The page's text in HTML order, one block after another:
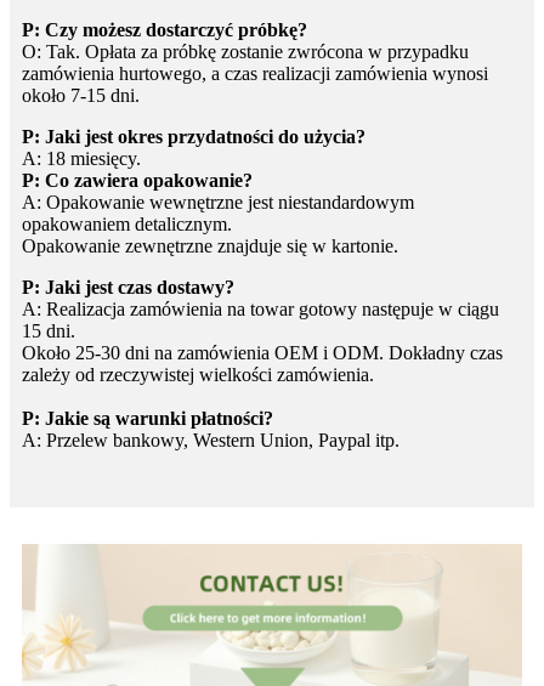
P: Czy możesz dostarczyć próbkę?
O: Tak. Opłata za próbkę zostanie zwrócona w przypadku
zamówienia hurtowego, a czas realizacji zamówienia wynosi
około 7-15 dni.
P: Jaki jest okres przydatności do użycia?
A: 18 miesięcy.
P: Co zawiera opakowanie?
A: Opakowanie wewnętrzne jest niestandardowym
opakowaniem detalicznym.
Opakowanie zewnętrzne znajduje się w kartonie.
P: Jaki jest czas dostawy?
A: Realizacja zamówienia na towar gotowy następuje w ciągu
15 dni.
Około 25-30 dni na zamówienia OEM i ODM. Dokładny czas
zależy od rzeczywistej wielkości zamówienia.
P: Jakie są warunki płatności?
A: Przelew bankowy, Western Union, Paypal itp.